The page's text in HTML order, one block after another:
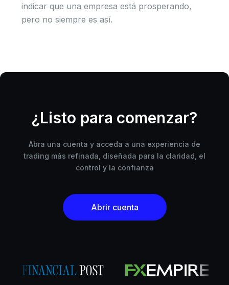
indicar que una empresa está prosperando,
pero no siempre es así.
¿Listo para comenzar?
Abra una cuenta y acceda a una experiencia de
trading más refinada, diseñada para la claridad, el
control y la confianza
Abrir cuenta